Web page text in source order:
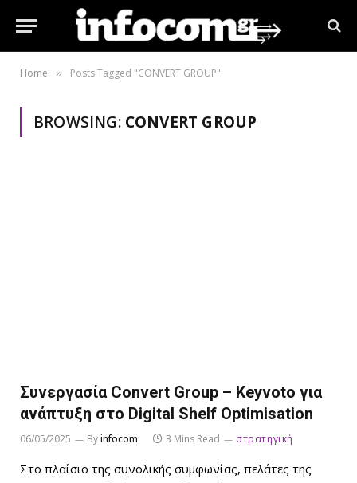
Home » Posts Tagged "CONVERT GROUP"
BROWSING: CONVERT GROUP
Συνεργασία Convert Group – Keyvoto για
ανάπτυξη στο Digital Shelf Optimisation
06/05/2025 Byinfocom 3 Mins Read στρατηγική
Στο πλαίσιο της συνολικής συμφωνίας, πελάτες της